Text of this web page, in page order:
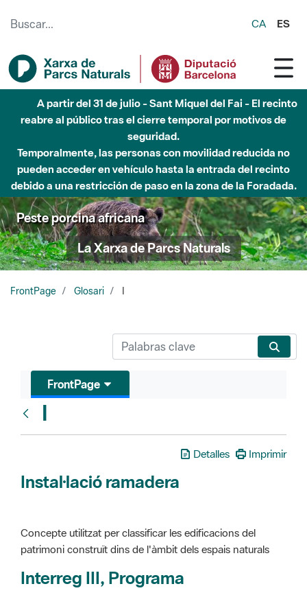
CA ES
A partir del 31 de julio - Sant Miquel del Fai - El recinto
reabre al público tras el cierre temporal por motivos de
seguridad.
Temporalmente, las personas con movilidad reducida no
pueden acceder en vehículo hasta la entrada del recinto
debido a una restricción de paso en la zona de la Foradada.
Peste porcina africana
La Xarxa de Parcs Naturals
FrontPage Glosari
FrontPage
I
Detalles Imprimir
Instal·lació ramadera
Concepte utilitzat per classificar les edificacions del
patrimoni construït dins de l'àmbit dels espais naturals
Interreg III, Programa